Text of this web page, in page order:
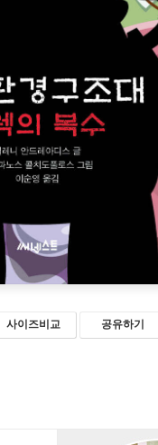
사이즈비교 공유하기